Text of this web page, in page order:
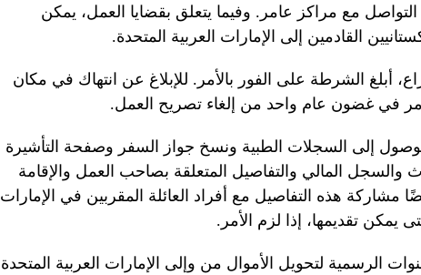
التواصل مع مراكز عامر. وفيما يتعلق بقضايا العمل، يمكن
القادمين إلى الإمارات العربية المتحدة.
أبلغ الشرطة على الفور بالأمر. للإبلاغ عن انتهاك في مكان
إلى السجلات الطبية ونسخ جواز السفر وصفحة التأشيرة
والسجل المالي والتفاصيل المتعلقة بصاحب العمل والإقامة
مشاركة هذه التفاصيل مع أفراد العائلة المقربين في الإمارات
يمكن تقديمها، إذا لزم الأمر.
الرسمية لتحويل الأموال من وإلى الإمارات العربية المتحدة